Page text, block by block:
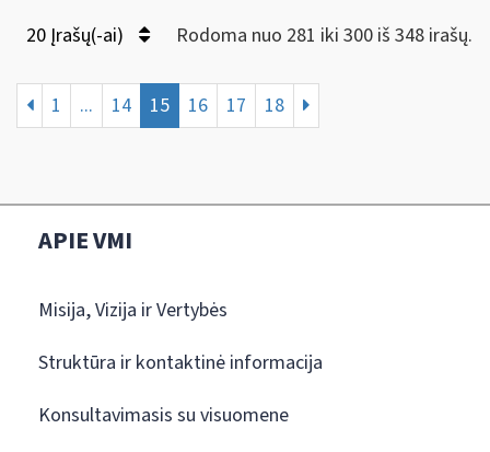
20 Įrašų(-ai) Rodoma nuo 281 iki 300 iš 348 irašų.
1 ... 14 15 16 17 18
APIE VMI
Misija, Vizija ir Vertybės
Struktūra ir kontaktinė informacija
Konsultavimasis su visuomene